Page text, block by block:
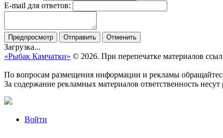
E-mail для ответов:
Загрузка...
«Рыбак Камчатки» © 2026. При перепечатке материалов
По вопросам размещения информации и рекламы
За содержание рекламных материалов ответственность несут
Войти